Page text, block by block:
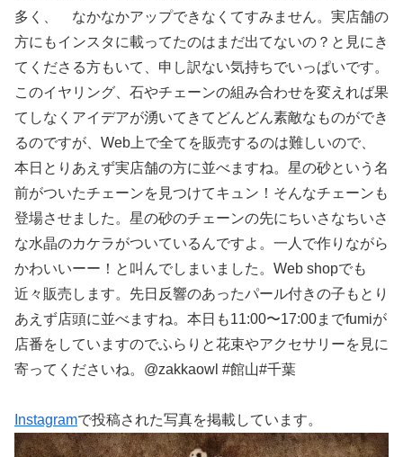
多く、 なかなかアップできなくてすみません。実店舗の
方にもインスタに載ってたのはまだ出てないの？と見にき
てくださる方もいて、申し訳ない気持ちでいっぱいです。
このイヤリング、石やチェーンの組み合わせを変えれば果
てしなくアイデアが湧いてきてどんどん素敵なものができ
るのですが、Web上で全てを販売するのは難しいので、
本日とりあえず実店舗の方に並べますね。星の砂という名
前がついたチェーンを見つけてキュン！そんなチェーンも
登場させました。星の砂のチェーンの先にちいさなちいさ
な水晶のカケラがついているんですよ。一人で作りながら
かわいいーー！と叫んでしまいました。Web shopでも
近々販売します。先日反響のあったパール付きの子もとり
あえず店頭に並べますね。本日も11:00〜17:00までfumiが
店番をしていますのでふらりと花束やアクセサリーを見に
寄ってくださいね。@zakkaowl #館山#千葉
Instagramで投稿された写真を掲載しています。